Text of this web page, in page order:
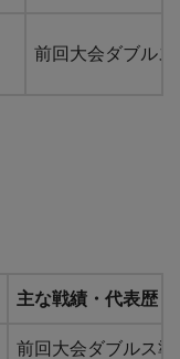
前回大会ダブルス
主な戦績・代表歴
前回大会ダブルス準